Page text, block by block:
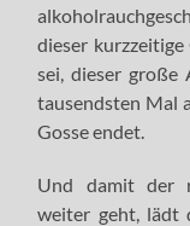
dieser kurzzeitige
sei, dieser große
tausendsten Mal
Gosse endet.
Und damit der
weiter geht, lädt